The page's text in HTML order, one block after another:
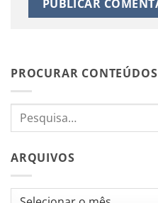
PROCURAR CONTEÚDOS
ARQUIVOS
Arquivos